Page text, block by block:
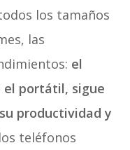
los tamaños
las
el
el portátil, sigue
productividad y
teléfonos